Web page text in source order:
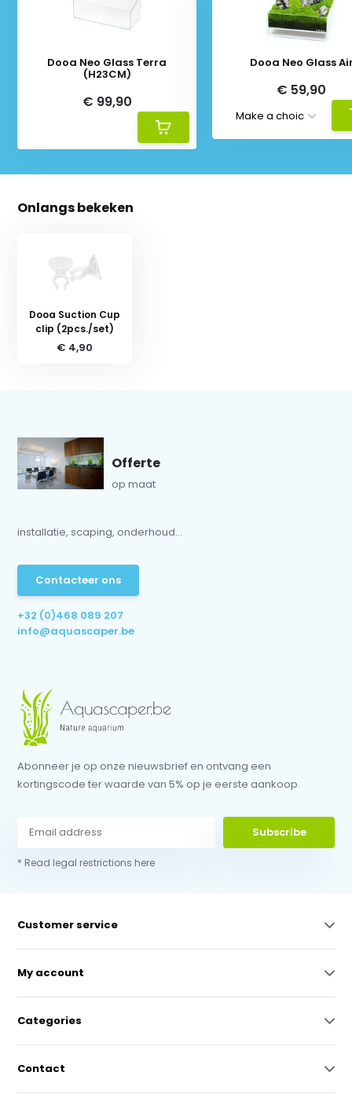
Dooa Neo Glass Terra
(H23CM)
€ 99,90
Dooa Neo Glass
€ 59,90
Onlangs bekeken
Dooa Suction Cup
clip (2pcs./set)
€ 4,90
Offerte
op maat
installatie, scaping, onderhoud...
Contacteer ons
+32 (0)468 089 207
info@aquascaper.be
Abonneer je op onze nieuwsbrief en ontvang een
kortingscode ter waarde van 5% op je eerste aankoop.
Subscribe
* Read legal restrictions here
Customer service
My account
Categories
Contact